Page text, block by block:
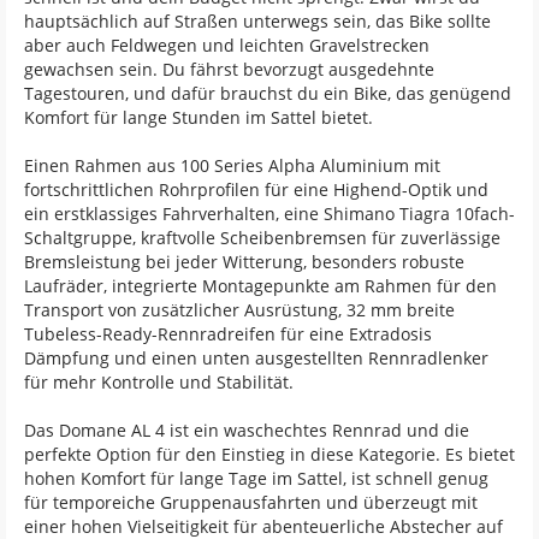
hauptsächlich auf Straßen unterwegs sein, das Bike sollte
aber auch Feldwegen und leichten Gravelstrecken
gewachsen sein. Du fährst bevorzugt ausgedehnte
Tagestouren, und dafür brauchst du ein Bike, das genügend
Komfort für lange Stunden im Sattel bietet.
Einen Rahmen aus 100 Series Alpha Aluminium mit
fortschrittlichen Rohrprofilen für eine Highend-Optik und
ein erstklassiges Fahrverhalten, eine Shimano Tiagra 10fach-
Schaltgruppe, kraftvolle Scheibenbremsen für zuverlässige
Bremsleistung bei jeder Witterung, besonders robuste
Laufräder, integrierte Montagepunkte am Rahmen für den
Transport von zusätzlicher Ausrüstung, 32 mm breite
Tubeless-Ready-Rennradreifen für eine Extradosis
Dämpfung und einen unten ausgestellten Rennradlenker
für mehr Kontrolle und Stabilität.
Das Domane AL 4 ist ein waschechtes Rennrad und die
perfekte Option für den Einstieg in diese Kategorie. Es bietet
hohen Komfort für lange Tage im Sattel, ist schnell genug
für temporeiche Gruppenausfahrten und überzeugt mit
einer hohen Vielseitigkeit für abenteuerliche Abstecher auf